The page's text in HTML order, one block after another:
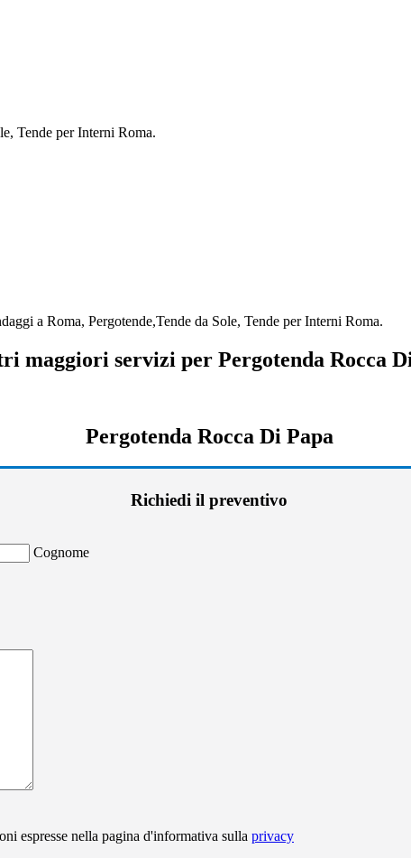
Tende per Interni Roma.
a Roma, Pergotende,Tende da Sole, Tende per Interni Roma.
maggiori servizi per Pergotenda Rocca
Pergotenda Rocca Di Papa
Richiedi il preventivo
Cognome
espresse nella pagina d'informativa sulla privacy